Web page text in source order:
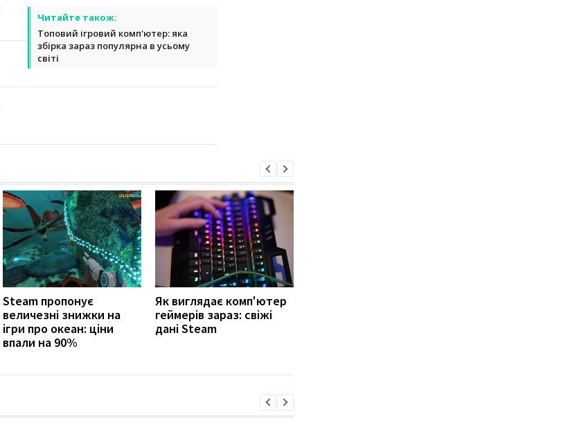
Читайте також:
Топовий ігровий комп'ютер: яка
збірка зараз популярна в усьому
світі
Steam пропонує
величезні знижки на
ігри про океан: ціни
впали на 90%
Як виглядає комп'ютер
геймерів зараз: свіжі
дані Steam